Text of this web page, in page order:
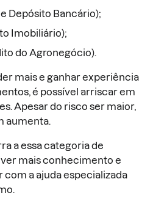
Depósito Bancário);
Imobiliário);
do Agronegócio).
mais e ganhar experiência
é possível arriscar em
Apesar do risco ser maior,
aumenta.
a essa categoria de
mais conhecimento e
a ajuda especializada